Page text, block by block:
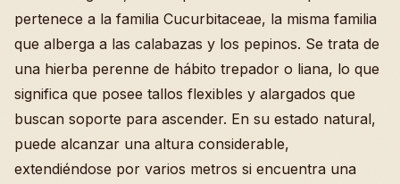
pertenece a la familia Cucurbitaceae, la misma familia
que alberga a las calabazas y los pepinos. Se trata de
una hierba perenne de hábito trepador o liana, lo que
significa que posee tallos flexibles y alargados que
buscan soporte para ascender. En su estado natural,
puede alcanzar una altura considerable,
extendiéndose por varios metros si encuentra una